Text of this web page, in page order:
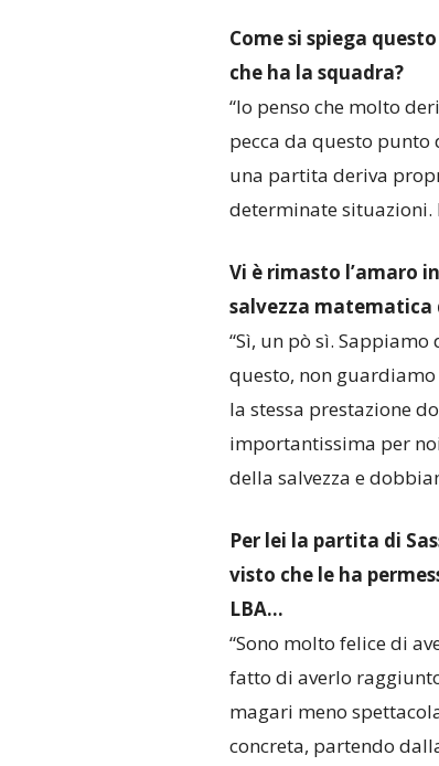
Come si spiega
che ha la squadra?
“Io penso che molto
pecca da questo punto
una partita deriva
determinate situazioni.
Vi è rimasto l’amaro
salvezza matematica
“Sì, un pò sì.
questo, non
la stessa prestazione
importantissima per
della salvezza e
Per lei la partita di
visto che le ha
LBA…
“Sono molto felice di
fatto di averlo
magari meno
concreta, partendo